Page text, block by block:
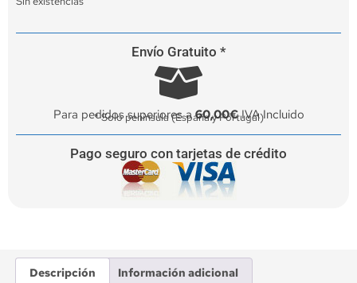
Envío Gratuito *
Para pedidos superiores a60,00€IVA Incluido
* Solo península (España y Portugal)
Pago seguro con tarjetas de crédito
Descripción Información adicional